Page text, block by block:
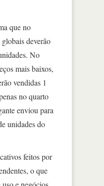
que no
deverão
No
mais baixos,
vendidas 1
no quarto
enviou para
unidades do
feitos por
o que